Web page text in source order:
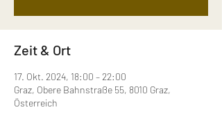
Zeit & Ort
17. Okt. 2024, 18:00 – 22:00
Graz, Obere Bahnstraße 55, 8010 Graz,
Österreich